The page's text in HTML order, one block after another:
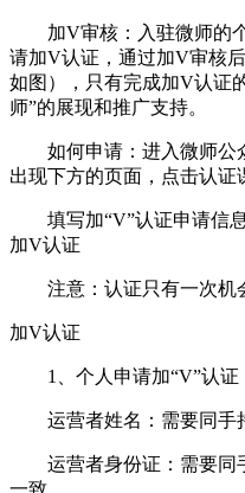
加V审核：入驻微师的
请加V认证，通过加V审核
如图），只有完成加V认证
师”的展现和推广支持。
如何申请：进入微师公
出现下方的页面，点击认证
填写加“V”认证申请信
加V认证
注意：认证只有一次机
加V认证
1、个人申请加“V”认证
运营者姓名：需要同手
运营者身份证：需要同
一致